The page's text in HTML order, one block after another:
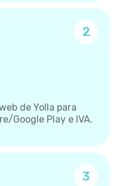
2
de Yolla para
Google Play e IVA.
3